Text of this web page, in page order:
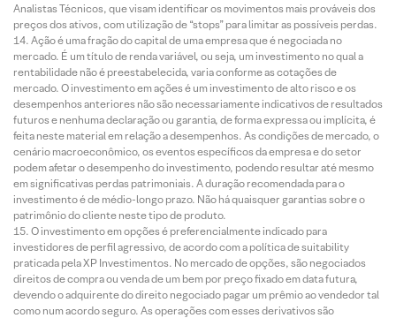
Analistas Técnicos, que visam identificar os movimentos mais prováveis dos
preços dos ativos, com utilização de “stops” para limitar as possíveis perdas.
Ação é uma fração do capital de uma empresa que é negociada no
mercado. É um título de renda variável, ou seja, um investimento no qual a
rentabilidade não é preestabelecida, varia conforme as cotações de
mercado. O investimento em ações é um investimento de alto risco e os
desempenhos anteriores não são necessariamente indicativos de resultados
futuros e nenhuma declaração ou garantia, de forma expressa ou implícita, é
feita neste material em relação a desempenhos. As condições de mercado, o
cenário macroeconômico, os eventos específicos da empresa e do setor
podem afetar o desempenho do investimento, podendo resultar até mesmo
em significativas perdas patrimoniais. A duração recomendada para o
investimento é de médio-longo prazo. Não há quaisquer garantias sobre o
patrimônio do cliente neste tipo de produto.
O investimento em opções é preferencialmente indicado para
investidores de perfil agressivo, de acordo com a política de suitability
praticada pela XP Investimentos. No mercado de opções, são negociados
direitos de compra ou venda de um bem por preço fixado em data futura,
devendo o adquirente do direito negociado pagar um prêmio ao vendedor tal
como num acordo seguro. As operações com esses derivativos são